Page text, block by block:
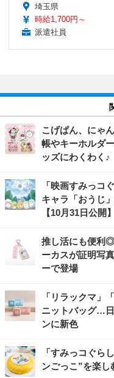
埼玉県
時給1,700円～
派遣社員
こげぱん、にゃ
帳やキーホルダ
ッズにわくわく♪
「映画すみっコ
キャラ「おうじ
【10月31日公開】
推し活にも便利
ーカスが証明写
ーで登場
「リラックマ」
ニットバッグ…
ンに新色
「すみっコぐら
ンごっこ”を楽し